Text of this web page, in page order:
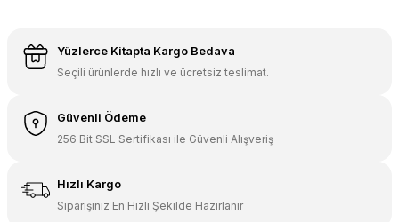
290,00 TL
Sepete Ekle
Pegem Akademi LGS Din Kültürü ve Ahlak Bilgisi Tamamı Çözümlü
Yüzlerce Kitapta Kargo Bedava
Seçili ürünlerde hızlı ve ücretsiz teslimat.
Güvenli Ödeme
256 Bit SSL Sertifikası ile Güvenli Alışveriş
Hızlı Kargo
Siparişiniz En Hızlı Şekilde Hazırlanır